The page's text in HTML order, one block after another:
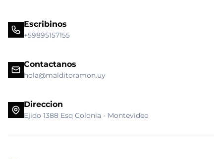
Escribinos
+59895157155
Contactanos
hola@malditoramon.uy
Direccion
Ejido 1388 Esq Colonia - Montevideo